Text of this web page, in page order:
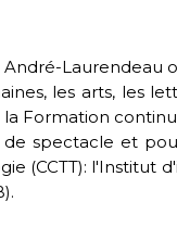
Laurendeau
les arts, les
de spectacle et
(CCTT): l'Institut